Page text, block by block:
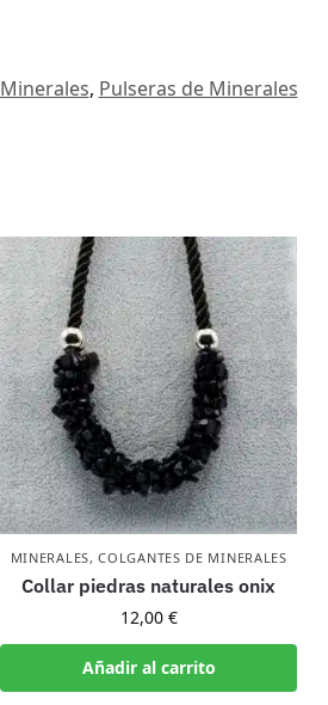
Minerales, Pulseras de Minerales
MINERALES,COLGANTES DE MINERALES
Collar piedras naturales onix
12,00 €
Añadir al carrito